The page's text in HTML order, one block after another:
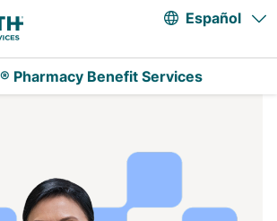
Español
Pharmacy Benefit Services